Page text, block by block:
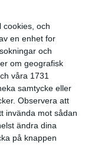
cookies, och
en enhet for
och
om geografisk
våra 1731
samtycke eller
Observera att
invända mot sådan
ändra dina
på knappen